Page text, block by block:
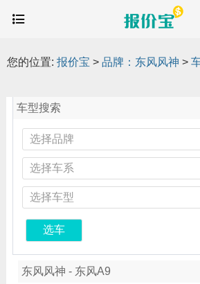
您的位置: 报价宝 > 品牌：东风风神 >
车型搜索
选择品牌
选择车系
选择车型
选车
东风风神 - 东风A9